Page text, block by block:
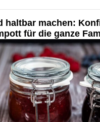
haltbar machen:
für die ganze